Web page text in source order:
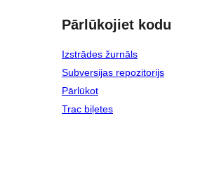
Pārlūkojiet kodu
Izstrādes žurnāls
Subversijas repozitorijs
Pārlūkot
Trac biļetes